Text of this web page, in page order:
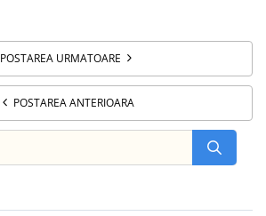
POSTAREA URMATOARE
POSTAREA ANTERIOARA